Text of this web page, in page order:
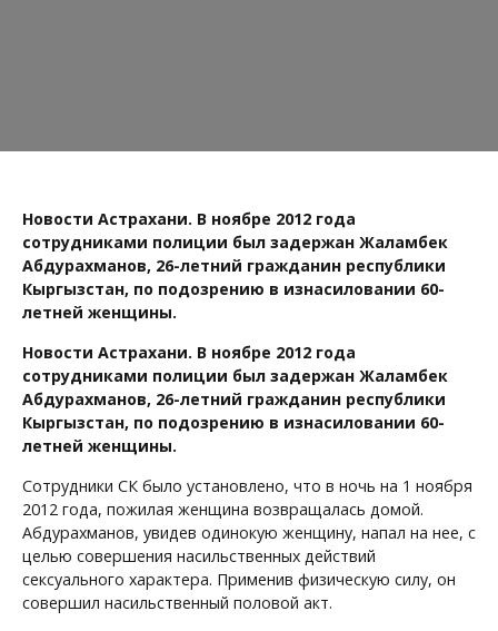
Новости Астрахани. В ноябре 2012 года
сотрудниками полиции был задержан Жаламбек
Абдурахманов, 26-летний гражданин республики
Кыргызстан, по подозрению в изнасиловании 60-
летней женщины.
Новости Астрахани. В ноябре 2012 года
сотрудниками полиции был задержан Жаламбек
Абдурахманов, 26-летний гражданин республики
Кыргызстан, по подозрению в изнасиловании 60-
летней женщины.
Сотрудники СК было установлено, что в ночь на 1 ноября
2012 года, пожилая женщина возвращалась домой.
Абдурахманов, увидев одинокую женщину, напал на нее, с
целью совершения насильственных действий
сексуального характера. Применив физическую силу, он
совершил насильственный половой акт.